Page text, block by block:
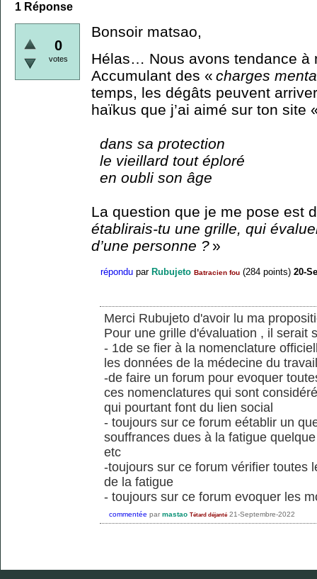
1 Réponse
0
votes
Bonsoir matsao,
Hélas… Nous avons tendance
Accumulant des « charges
temps, les dégâts peuvent
haïkus que j’ai aimé sur ton site
dans sa protection
le vieillard tout éploré
en oubli son âge
La question que je me pose est
établirais-tu une grille, qui
d’une personne ? »
répondu par Rubujeto Batracien fou (284 points) 20-
Merci Rubujeto d'avoir lu ma
Pour une grille d'évaluation , il serait
- 1de se fier à la nomenclature
les données de la médecine du
-de faire un forum pour evoquer
ces nomenclatures qui sont
qui pourtant font du lien social
- toujours sur ce forum eétablir un
souffrances dues à la fatigue
etc
-toujours sur ce forum vérifier toutes
de la fatigue
- toujours sur ce forum evoquer les
commentée par mastao Tétard déjanté 21-Septembre-2022